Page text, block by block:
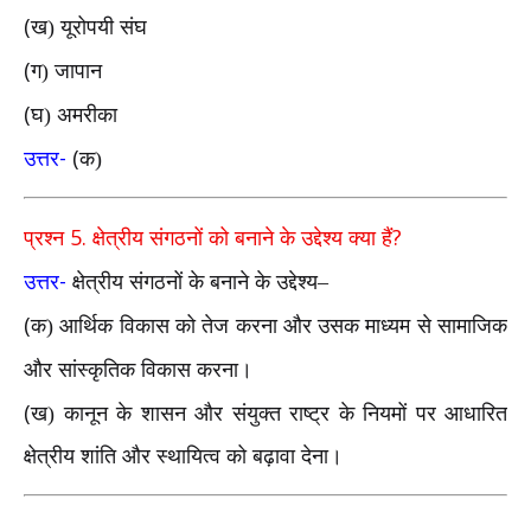
(ख) यूरोपयी संघ
(ग) जापान
(घ) अमरीका
उत्तर- (क)
प्रश्न 5. क्षेत्रीय संगठनों को बनाने के उद्देश्य क्या हैं?
उत्तर- क्षेत्रीय संगठनों के बनाने के उद्देश्य–
(क) आर्थिक विकास को तेज करना और उसक माध्यम से सामाजिक
और सांस्कृतिक विकास करना।
(ख) कानून के शासन और संयुक्त राष्ट्र के नियमों पर आधारित
क्षेत्रीय शांति और स्थायित्व को बढ़ावा देना।